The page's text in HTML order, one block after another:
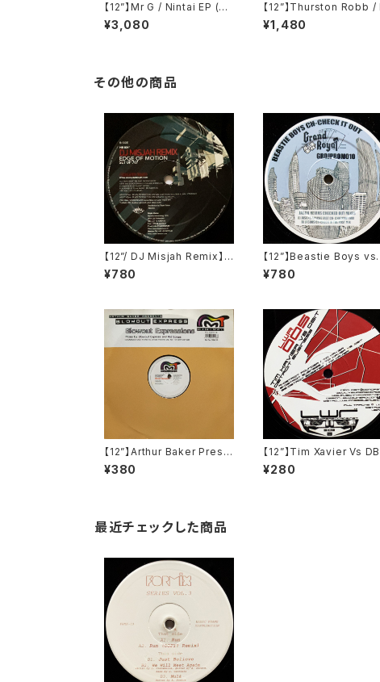
【12”】Mr G / Nintai EP (Ph
oenix G.) (PG077)
¥3,080
【12”】Thurston Robb /
Will (Acacia Records)
R021)
¥1,480
その他の商品
【12”/ DJ Misjah Remix】E
dge Of Motion / Set Up
707 (Remixes) (Highlan
¥780
【12”】Beastie Boys
ason Nevins / Ch-
It Out (Remix)
¥780
【12”】Arthur Baker Prese
nts Blowout Express / Bl
owout Expressions (Min
¥380
【12”】Tim Xavier Vs
/ Detroit Business
Wire Records)
¥280
最近チェックした商品